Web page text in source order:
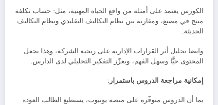
الكورس يعتمد على أمثلة من واقع الحياة المهنية، مثل: حساب تكلفة
منتج في مصنع، ومقارنة بين نظام التكاليف التقليدي ونظام التكاليف
الحديثة.
وايضا تحليل أثر القرارات الإدارية على ربحية الشركة، وهذا يجعل
المحتوى حيًّا وسهل الفهم، ويعزّز التفكير التحليلي لدى الدارس.
إمكانية مراجعة الدروس باستمرار :
بما أن الدروس متوفّرة على منصة يوتيوب، يستطيع الطالب العودة